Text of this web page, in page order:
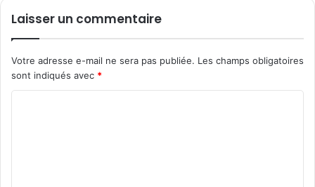
Laisser un commentaire
Votre adresse e-mail ne sera pas publiée. Les champs obligatoires
sont indiqués avec *